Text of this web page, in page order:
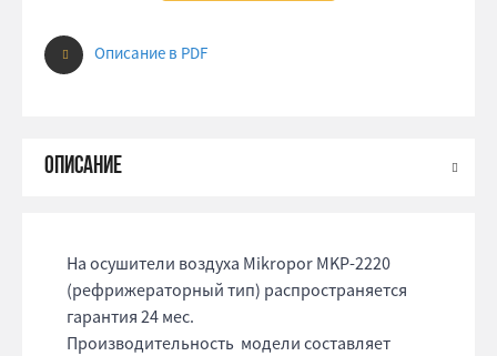
Описание в PDF
На осушители воздуха Mikropor MKP-2220
(рефрижераторный тип) распространяется
гарантия 24 мес.
Производительность модели составляет